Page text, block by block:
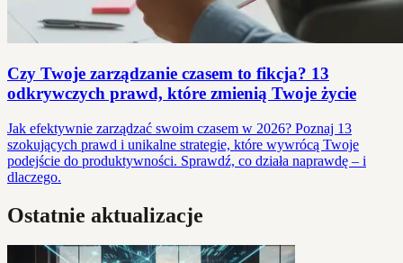
Czy Twoje zarządzanie czasem to fikcja? 13
odkrywczych prawd, które zmienią Twoje życie
Jak efektywnie zarządzać swoim czasem w 2026? Poznaj 13
szokujących prawd i unikalne strategie, które wywrócą Twoje
podejście do produktywności. Sprawdź, co działa naprawdę – i
dlaczego.
Ostatnie aktualizacje